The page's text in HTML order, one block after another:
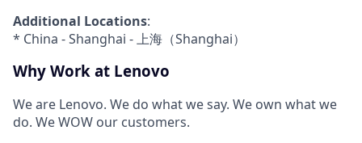
Additional Locations:
* China - Shanghai - 上海（Shanghai）
Why Work at Lenovo
We are Lenovo. We do what we say. We own what we
do. We WOW our customers.